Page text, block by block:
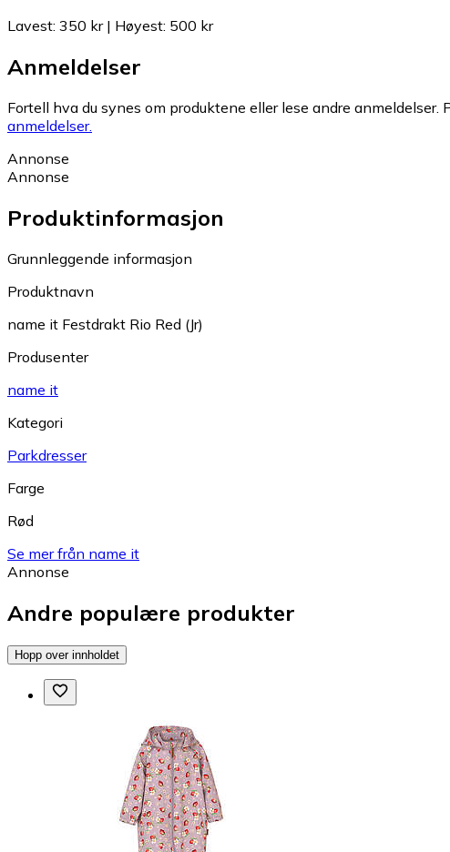
Lavest: 350 kr| Høyest: 500 kr
Anmeldelser
Fortell hva du synes om produktene eller lese andre
anmeldelser.
Annonse
Annonse
Produktinformasjon
Grunnleggende informasjon
Produktnavn
name it Festdrakt Rio Red (Jr)
Produsenter
name it
Kategori
Parkdresser
Farge
Rød
Se mer från name it
Annonse
Andre populære produkter
Hopp over innholdet